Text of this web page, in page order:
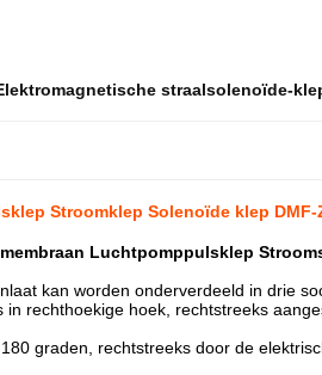
straalsolenoïde-
Stroomklep Solenoïde klep DMF-
Luchtpomppulsklep
kan worden onderverdeeld in drie
rechthoekige hoek, rechtstreeks
graden, rechtstreeks door de